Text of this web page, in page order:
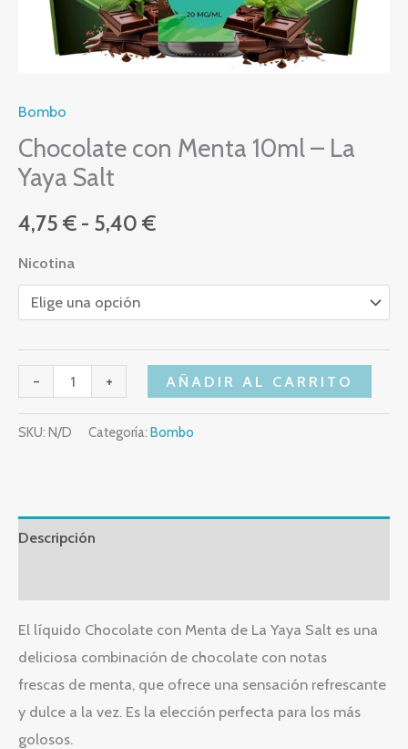
Bombo
Chocolate con Menta 10ml – La
Yaya Salt
4,75 € - 5,40 €
Nicotina
- + AÑADIR AL CARRITO
SKU: N/D Categoría: Bombo
Descripción
El líquido Chocolate con Menta de La Yaya Salt es una
deliciosa combinación de chocolate con notas
frescas de menta, que ofrece una sensación refrescante
y dulce a la vez. Es la elección perfecta para los más
golosos.